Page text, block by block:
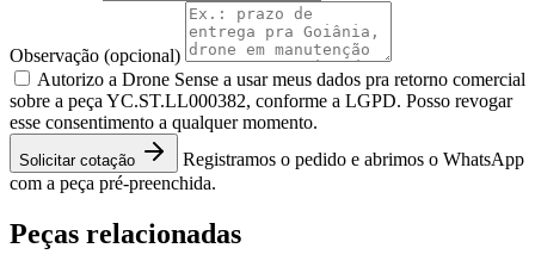
Observação (opcional)
Autorizo a Drone Sense a usar meus dados pra retorno comercial
sobre a peça YC.ST.LL000382, conforme a LGPD. Posso revogar
esse consentimento a qualquer momento.
Solicitar cotação
Registramos o pedido e abrimos o WhatsApp
com a peça pré-preenchida.
Peças relacionadas